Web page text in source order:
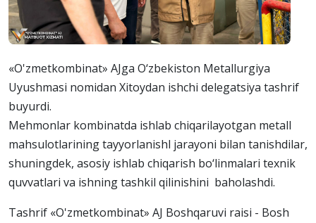
«O'zmetkombinat» AJga O‘zbekiston Metallurgiya
Uyushmasi nomidan Xitoydan ishchi delegatsiya tashrif
buyurdi.
Mehmonlar kombinatda ishlab chiqarilayotgan metall
mahsulotlarining tayyorlanishl jarayoni bilan tanishdilar,
shuningdek, asosiy ishlab chiqarish bo‘linmalari texnik
quvvatlari va ishning tashkil qilinishini baholashdi.
Tashrif «O'zmetkombinat» AJ Boshqaruvi raisi - Bosh